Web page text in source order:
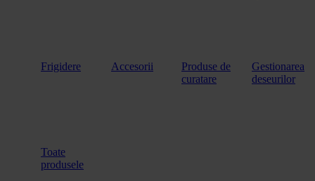
Frigidere Accesorii
Produse de
curatare
Gestionarea
deseurilor
Toate
produsele